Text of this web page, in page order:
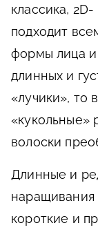
классика,
подходит
формы лица и
длинных и
«лучики», то
«кукольные»
волоски
Длинные и
наращивания
короткие и